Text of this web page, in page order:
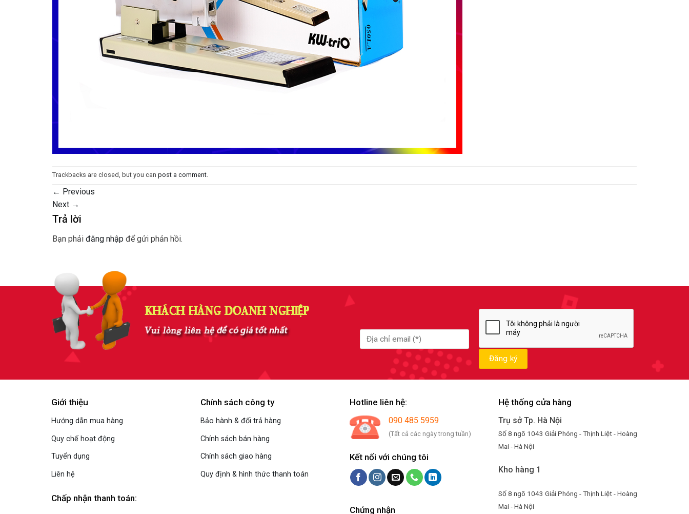
Trackbacks are closed, but you can post a comment
← Previous
Next →
Trả lời
Bạn phải đăng nhập để gửi phản hồi.
Giới thiệu
Hướng dẫn mua hàng
Quy chế hoạt động
Tuyển dụng
Liên hệ
Chính sách công ty
Bảo hành & đổi trả hàng
Chính sách bán hàng
Chính sách giao hàng
Quy định & hình thức thanh toán
Chấp nhận thanh toán:
Hotline liên hệ:
090 485 5959
(Tất cả các ngày trong tuần)
Kết nối với chúng tôi
Chứng nhận
Hệ thống cửa hàng
Trụ sở Tp. Hà Nội
Số 8 ngõ 1043 Giải Phóng - Thịnh Liệt - Hoàng
Mai - Hà Nội
Kho hàng 1
Số 8 ngõ 1043 Giải Phóng - Thịnh Liệt - Hoàng
Mai - Hà Nội